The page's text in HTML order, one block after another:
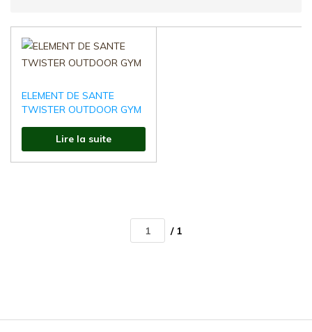
,
Aires
jeux,
Fonte
voirie
ELEMENT DE SANTE
TWISTER OUTDOOR GYM
Lire la suite
/ 1